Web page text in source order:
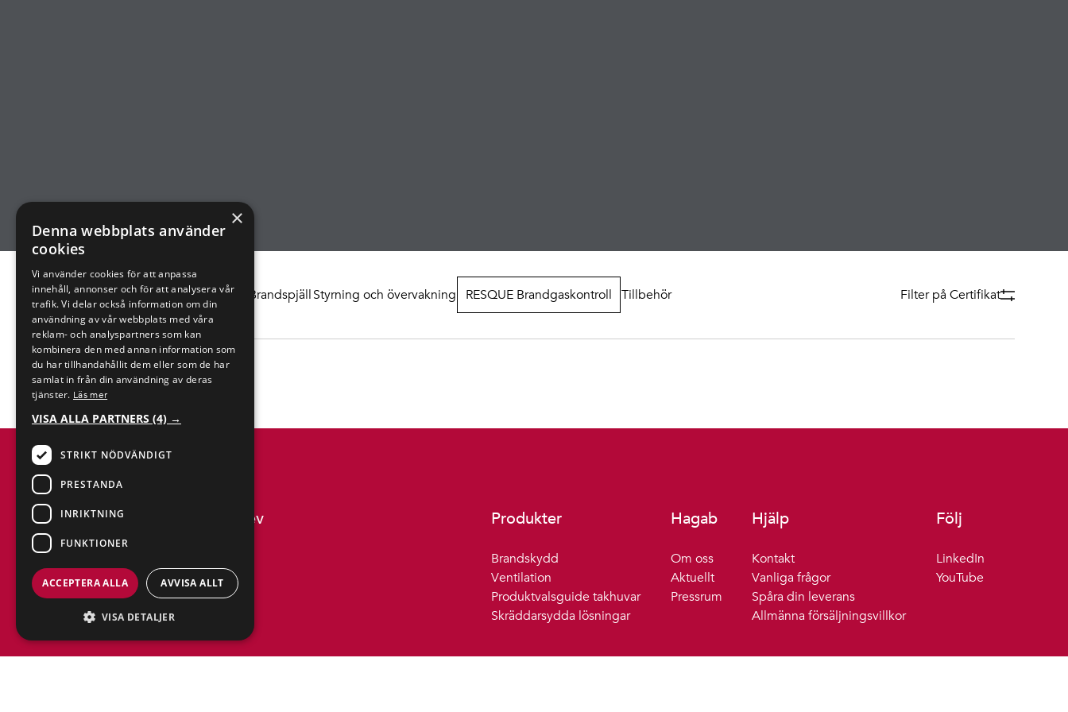
BrandskyddBackströmningsskydd Brandspjäll Styrning och övervakning RESQUE Brandgaskontroll Tillbehör Filter på Certifikat
Anmäl dig till vårt nyhetsbrev Produkter
Brandskydd
Ventilation
Produktvalsguide takhuvar
Skräddarsydda lösningar
Hagab
Om oss
Aktuellt
Pressrum
Hjälp
Kontakt
Vanliga frågor
Spåra din leverans
Allmänna försäljningsvillkor
Följ
LinkedIn
YouTube
×
Denna webbplats använder
cookies
Vi använder cookies för att anpassa
innehåll, annonser och för att analysera vår
trafik. Vi delar också information om din
användning av vår webbplats med våra
reklam- och analyspartners som kan
kombinera den med annan information som
du har tillhandahållit dem eller som de har
samlat in från din användning av deras
tjänster. Läs mer
VISA ALLA PARTNERS (4) →
STRIKT NÖDVÄNDIGT
PRESTANDA
INRIKTNING
FUNKTIONER
ACCEPTERA ALLA AVVISA ALLT
VISA DETALJER